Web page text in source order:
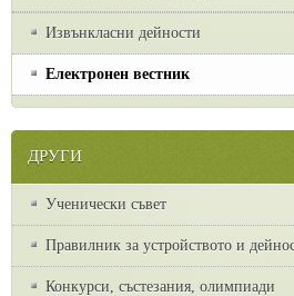
Извънкласни дейности
Електронен вестник
ДРУГИ
Ученически съвет
Правилник за устройството и
Конкурси, състезания, олимпиади